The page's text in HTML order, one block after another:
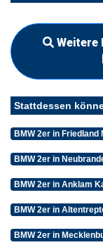
Weitere
Stattdessen
BMW 2er in
BMW 2er in
BMW 2er in Anklam
BMW 2er in
BMW 2er in